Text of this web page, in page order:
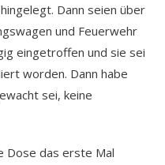
Dann seien über
und Feuerwehr
eingetroffen und sie sei
worden. Dann habe
sei, keine
Dose das erste Mal